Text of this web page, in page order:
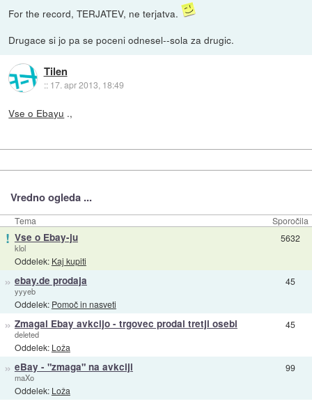
For the record, TERJATEV, ne terjatva.
Drugace si jo pa se poceni odnesel--sola za drugic.
Tilen
:: 17. apr 2013, 18:49
Vse o Ebayu .,
Vredno ogleda ...
Tema Sporočila
! Vse o Ebay-ju
klol
Oddelek: Kaj kupiti
5632
» ebay.de prodaja
yyyeb
Oddelek: Pomoč in nasveti
45
» Zmagal Ebay avkcijo - trgovec prodal tretji osebi
deleted
Oddelek: Loža
45
» eBay - "zmaga" na avkciji
maXo
Oddelek: Loža
99